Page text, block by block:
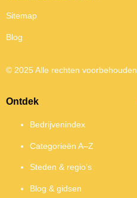
Sitemap
Blog
© 2025 Alle rechten voorbehouden
Ontdek
Bedrijvenindex
Categorieën A–Z
Steden & regio’s
Blog & gidsen